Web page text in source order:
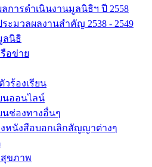
ลการดำเนินงานมูลนิธิฯ ปี 2558
ระมวลผลงานสำคัญ 2538 - 2549
ลนิธิ
อข่าย
วร้องเรียน
นออนไลน์
นช่องทางอื่นๆ
หนังสือบอกเลิกสัญญาต่างๆ
ขภาพ